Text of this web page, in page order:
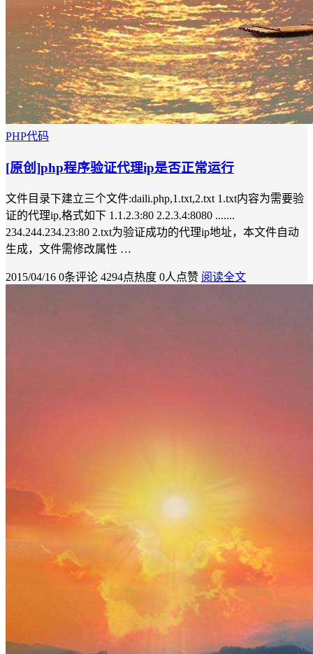
PHP代码
[原创]php程序验证代理ip是否正常运行
文件目录下建立三个文件:daili.php,1.txt,2.txt 1.txt内容为需要验
证的代理ip,格式如下 1.1.2.3:80 2.2.3.4:8080 .......
234.244.234.23:80 2.txt为验证成功的代理ip地址，本文件自动
生成，文件需修改属性 …
2015/04/16 0条评论 4294点热度 0人点赞 阅读全文